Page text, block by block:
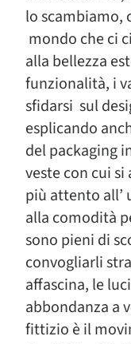
lo scambiamo,
mondo che ci
alla bellezza
funzionalità, i
sfidarsi sul
esplicando
del packaging
veste con cui
più attento all’
alla comodità
sono pieni di
convogliarli
affascina, le
abbondanza a
fittizio è il